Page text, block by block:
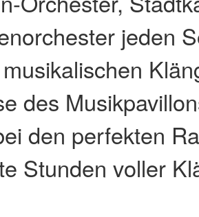
jeden
des
den perfekten
Stunden voller